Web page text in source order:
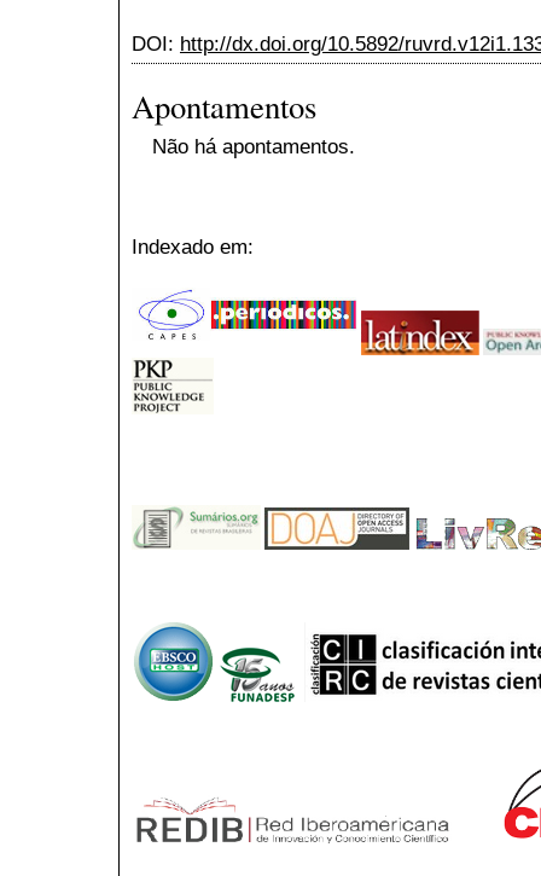
DOI: http://dx.doi.org/10.5892/
Apontamentos
Não há apontamentos.
Indexado em: